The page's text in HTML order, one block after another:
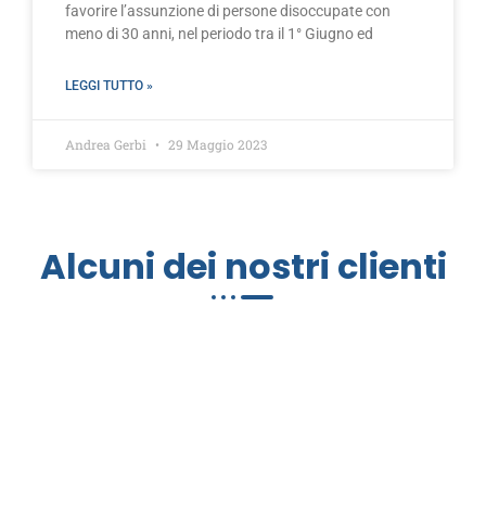
favorire l’assunzione di persone disoccupate con
meno di 30 anni, nel periodo tra il 1° Giugno ed
LEGGI TUTTO »
Andrea Gerbi 29 Maggio 2023
Alcuni dei nostri clienti